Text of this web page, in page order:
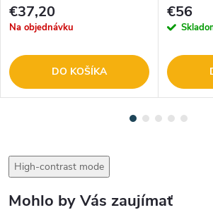
€37,20
Na objednávku
DO KOŠÍKA
€56
High-contrast mode
Mohlo by Vás zaujímať